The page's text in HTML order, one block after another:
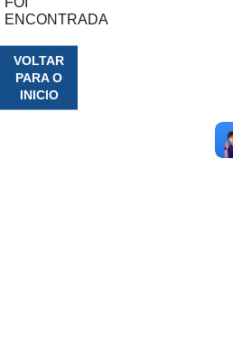
ENCONTRADA
VOLTAR
PARA O
INICIO